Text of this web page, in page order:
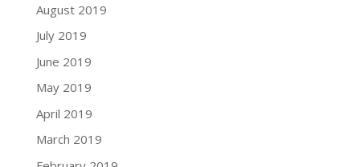
August 2019
July 2019
June 2019
May 2019
April 2019
March 2019